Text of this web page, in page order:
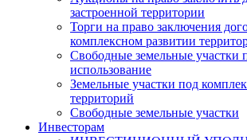
застроенной территории
Торги на право заключения
комплексном развитии
Свободные земельные участки
использование
Земельные участки под
территорий
Свободные земельные участки
Инвесторам